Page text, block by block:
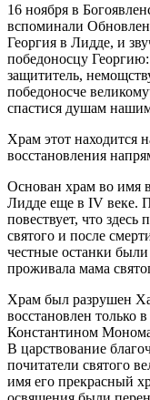
16 ноября в
вспоминали
Георгия в Лидде, и
победоносцу
защититель,
победоносче
спастися душам
Храм этот находится
восстановления
Основан храм во имя
Лидде еще в IV веке.
повествует, что
святого и после
честные останки
проживала мама
Храм был разрушен
восстановлен только
Константином
В царствование
почитатели святого
имя его прекрасный